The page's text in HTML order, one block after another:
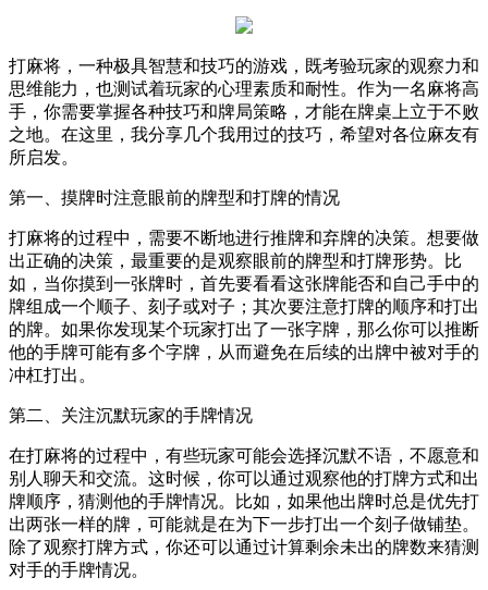
打麻将，一种极具智慧和技巧的游戏，既考验玩家的观察力和
思维能力，也测试着玩家的心理素质和耐性。作为一名麻将高
手，你需要掌握各种技巧和牌局策略，才能在牌桌上立于不败
之地。在这里，我分享几个我用过的技巧，希望对各位麻友有
所启发。
第一、摸牌时注意眼前的牌型和打牌的情况
打麻将的过程中，需要不断地进行推牌和弃牌的决策。想要做
出正确的决策，最重要的是观察眼前的牌型和打牌形势。比
如，当你摸到一张牌时，首先要看看这张牌能否和自己手中的
牌组成一个顺子、刻子或对子；其次要注意打牌的顺序和打出
的牌。如果你发现某个玩家打出了一张字牌，那么你可以推断
他的手牌可能有多个字牌，从而避免在后续的出牌中被对手的
冲杠打出。
第二、关注沉默玩家的手牌情况
在打麻将的过程中，有些玩家可能会选择沉默不语，不愿意和
别人聊天和交流。这时候，你可以通过观察他的打牌方式和出
牌顺序，猜测他的手牌情况。比如，如果他出牌时总是优先打
出两张一样的牌，可能就是在为下一步打出一个刻子做铺垫。
除了观察打牌方式，你还可以通过计算剩余未出的牌数来猜测
对手的手牌情况。